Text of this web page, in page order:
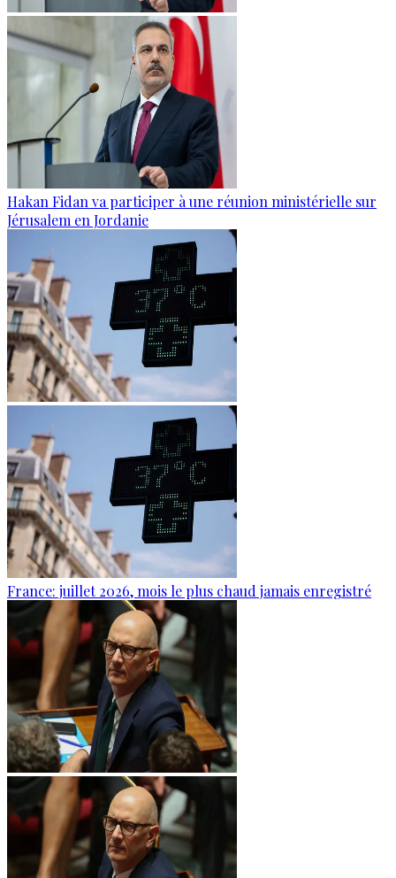
Hakan Fidan va participer à une réunion ministérielle sur
Jérusalem en Jordanie
France: juillet 2026, mois le plus chaud jamais enregistré